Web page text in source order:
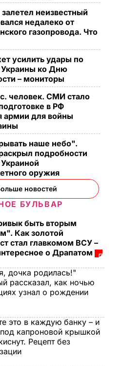
Кулеба объяснил,
почему Трамп на
придрался к
костюму
Зеленского
неизвестный
недалеко от
газопровода. Что
усилить удары по
Украины ко Дню
– мониторы
человек. СМИ стало
в РФ
армии для войны
наше небо".
подробности
оружия
новостей
БУЛЬВАР
быть вторым
Как золотой
стал главкомом ВСУ –
о Драпатом
дочка родилась!"
рассказал, как ночью
узнал о рождении
это в каждую банку – и
капроновой крышкой
Рецепт без